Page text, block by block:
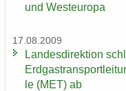
und West­eu­ro­pa
17.08.2009
Lan­des­di­rek­ti­on
le (MET) ab